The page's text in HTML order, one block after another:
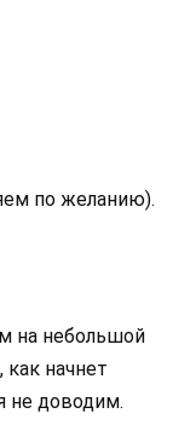
по желанию).
на небольшой
начнет
не доводим.